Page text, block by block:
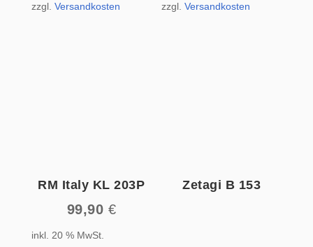
zzgl. Versandkosten zzgl.Versandkosten
RM Italy KL 203P
99,90 €
inkl. 20 % MwSt.
Zetagi B 153